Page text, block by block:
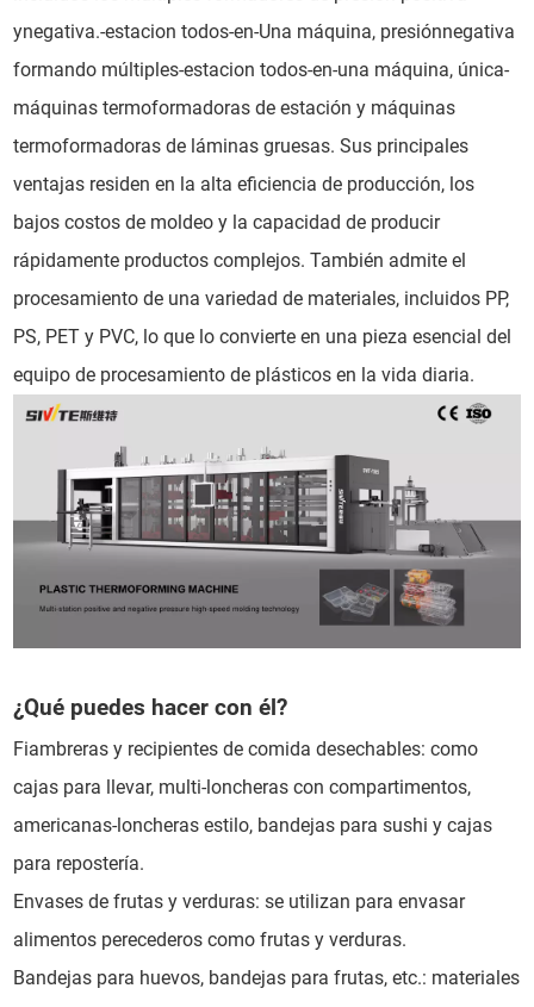
ynegativa.-estacion todos-en-Una máquina, presiónnegativa
formando múltiples-estacion todos-en-una máquina, única-
máquinas termoformadoras de estación y máquinas
termoformadoras de láminas gruesas. Sus principales
ventajas residen en la alta eficiencia de producción, los
bajos costos de moldeo y la capacidad de producir
rápidamente productos complejos. También admite el
procesamiento de una variedad de materiales, incluidos PP,
PS, PET y PVC, lo que lo convierte en una pieza esencial del
equipo de procesamiento de plásticos en la vida diaria.
¿Qué puedes hacer con él?
Fiambreras y recipientes de comida desechables: como
cajas para llevar, multi-loncheras con compartimentos,
americanas-loncheras estilo, bandejas para sushi y cajas
para repostería.
Envases de frutas y verduras: se utilizan para envasar
alimentos perecederos como frutas y verduras.
Bandejas para huevos, bandejas para frutas, etc.: materiales